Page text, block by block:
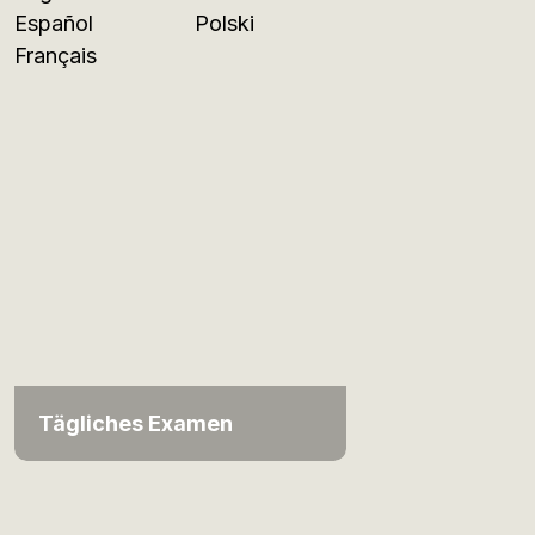
Español
Français
Polski
Tägliches Examen